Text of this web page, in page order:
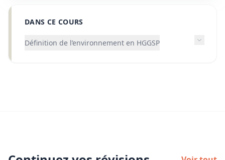
DANS CE COURS
Définition de l’environnement en HGGSP